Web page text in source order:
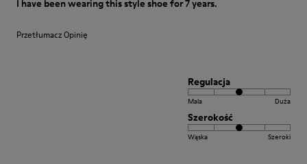
I have been wearing this style shoe for 7 years.
Przetłumacz Opinię
Regulacja
Mala Duża
Szerokość
Wąska Szeroki